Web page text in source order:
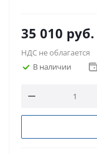
35 010 руб.
НДС не облагается
В наличии